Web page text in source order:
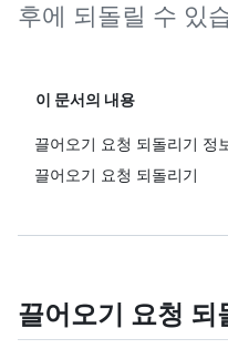
후에 되돌릴 수 있
이 문서의 내용
끌어오기 요청 되돌리기 정
끌어오기 요청 되돌리기
끌어오기 요청 되